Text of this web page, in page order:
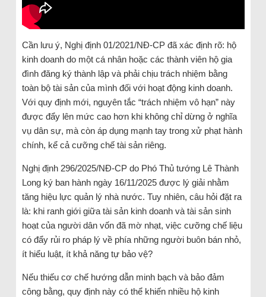
Cần lưu ý, Nghị định 01/2021/NĐ-CP đã xác định rõ: hộ
kinh doanh do một cá nhân hoặc các thành viên hộ gia
đình đăng ký thành lập và phải chịu trách nhiệm bằng
toàn bộ tài sản của mình đối với hoạt động kinh doanh.
Với quy định mới, nguyên tắc “trách nhiệm vô hạn” này
được đẩy lên mức cao hơn khi không chỉ dừng ở nghĩa
vụ dân sự, mà còn áp dụng mạnh tay trong xử phạt hành
chính, kể cả cưỡng chế tài sản riêng.
Nghị định 296/2025/NĐ-CP do Phó Thủ tướng Lê Thành
Long ký ban hành ngày 16/11/2025 được lý giải nhằm
tăng hiệu lực quản lý nhà nước. Tuy nhiên, câu hỏi đặt ra
là: khi ranh giới giữa tài sản kinh doanh và tài sản sinh
hoạt của người dân vốn đã mờ nhạt, việc cưỡng chế liệu
có đẩy rủi ro pháp lý về phía những người buôn bán nhỏ,
ít hiểu luật, ít khả năng tự bảo vệ?
Nếu thiếu cơ chế hướng dẫn minh bạch và bảo đảm
công bằng, quy định này có thể khiến nhiều hộ kinh